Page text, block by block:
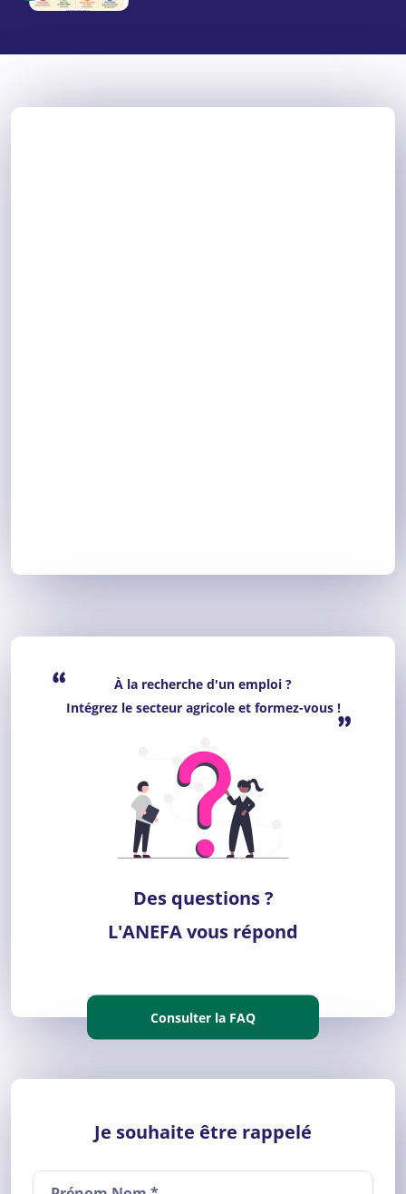
“
À la recherche d'un emploi ?
Intégrez le secteur agricole et formez-vous !”
Des questions ?
L'ANEFA vous répond
Consulter la FAQ
Je souhaite être rappelé